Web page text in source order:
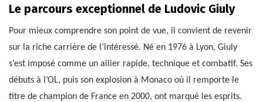
Le parcours exceptionnel de Ludovic Giuly
Pour mieux comprendre son point de vue, il convient de revenir
sur la riche carrière de l’intéressé. Né en 1976 à Lyon, Giuly
s’est imposé comme un ailier rapide, technique et combatif. Ses
débuts à l’OL, puis son explosion à Monaco où il remporte le
titre de champion de France en 2000, ont marqué les esprits.